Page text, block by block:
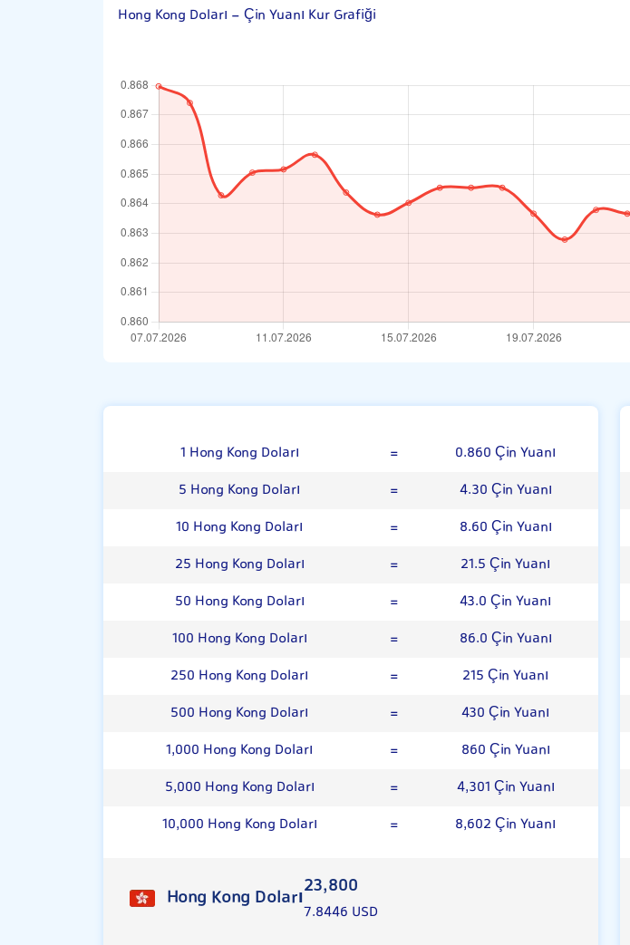
Hong Kong Doları - Çin Yuanı Kur Grafiği
1 Hong Kong Doları =
0.860 Çin Yuanı
5 Hong Kong Doları
=
4.30 Çin Yuanı
10 Hong Kong Doları
=
8.60 Çin Yuanı
25 Hong Kong Doları
=
21.5 Çin Yuanı
50 Hong Kong Doları
=
43.0 Çin Yuanı
100 Hong Kong Doları
=
86.0 Çin Yuanı
250 Hong Kong Doları
=
215 Çin Yuanı
500 Hong Kong Doları
=
430 Çin Yuanı
1,000 Hong Kong Doları
=
860 Çin Yuanı
5,000 Hong Kong Doları
=
4,301 Çin Yuanı
10,000 Hong Kong Doları
= 8,602 Çin Yuanı
Hong Kong Doları23,800
7.8446 USD